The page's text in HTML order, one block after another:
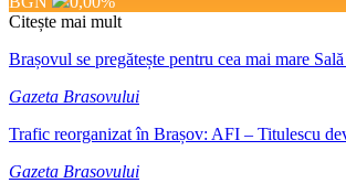
Citește mai mult
Brașovul se pregătește pentru cea mai mare
Gazeta Brasovului
Trafic reorganizat în Brașov: AFI – Titulescu
Gazeta Brasovului